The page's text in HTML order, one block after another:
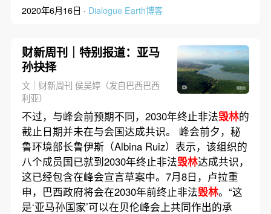
2020年6月16日 · Dialogue Earth博客
财新周刊｜特别报道：亚马
孙抉择
文｜财新周刊 侯吴婷（发自巴西巴西
利亚）
不过，与峰会前预期不同，2030年终止非法毁林的
截止日期并未在与会国达成共识。 峰会前夕，秘
鲁环境部长鲁伊斯（Albina Ruiz）表示，该组织的
八个成员国已就到2030年终止非法毁林达成共识，
这已经包含在峰会宣言草案中。7月8日，卢拉重
申，巴西政府将会在2030年前终止非法毁林。“这
是‘亚马孙国家’可以在贝伦峰会上共同作出的承